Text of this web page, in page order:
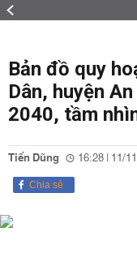
Bản đồ quy
Dân, huyện
2040, tầm
Tiến Dũng 16:28 | 11/
Chia sẻ